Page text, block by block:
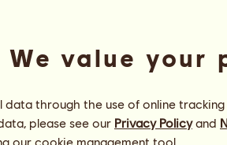
Дата на раждане: 08.12.2019
Баща: m 5612.31
Ϭεαטτγ ανδ τξε
Ϭεαςτ
Майка:ж 5609.55 Ϭεαטτγ ανδ τξε
We value your
through the use of online
please see our Privacy Policyand
our cookie management tool.